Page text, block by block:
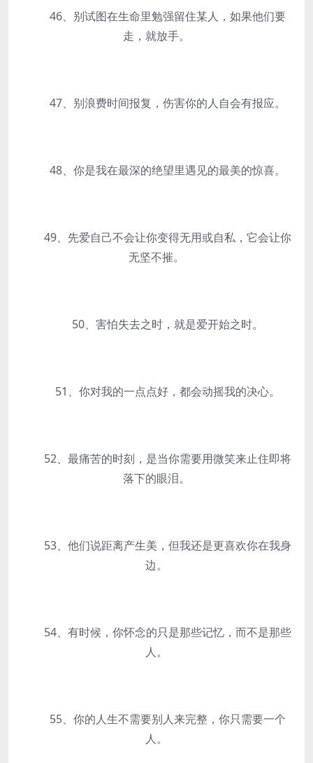
46、别试图在生命里勉强留住某人，如果他们要
走，就放手。
47、别浪费时间报复，伤害你的人自会有报应。
48、你是我在最深的绝望里遇见的最美的惊喜。
49、先爱自己不会让你变得无用或自私，它会让你
无坚不摧。
50、害怕失去之时，就是爱开始之时。
51、你对我的一点点好，都会动摇我的决心。
52、最痛苦的时刻，是当你需要用微笑来止住即将
落下的眼泪。
53、他们说距离产生美，但我还是更喜欢你在我身
边。
54、有时候，你怀念的只是那些记忆，而不是那些
人。
55、你的人生不需要别人来完整，你只需要一个
人。